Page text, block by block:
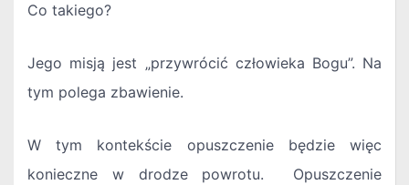
Co takiego?
Jego misją jest „przywrócić człowieka Bogu”. Na
tym polega zbawienie.
W tym kontekście opuszczenie będzie więc
konieczne w drodze powrotu. Opuszczenie